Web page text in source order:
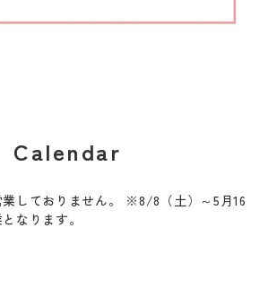
Calendar
しておりません。 ※8/8（土）～5月16
なります。